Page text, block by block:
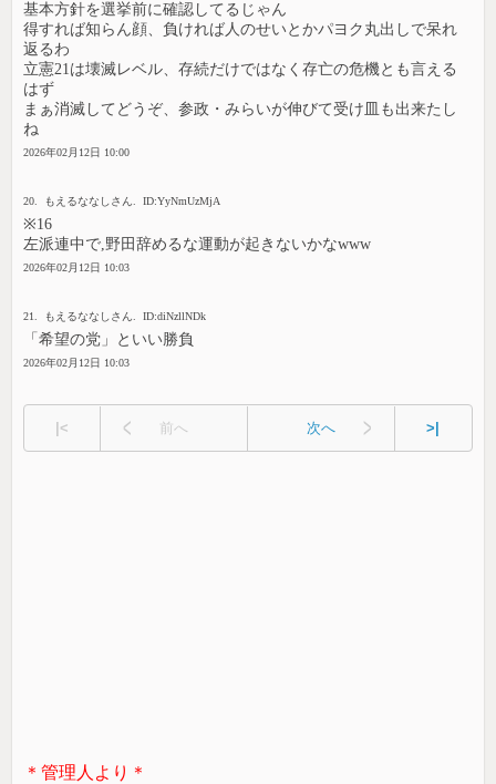
基本方針を選挙前に確認してるじゃん
得すれば知らん顔、負ければ人のせいとかパヨク丸出しで呆れ
返るわ
立憲21は壊滅レベル、存続だけではなく存亡の危機とも言える
はず
まぁ消滅してどうぞ、参政・みらいが伸びて受け皿も出来たし
ね
2026年02月12日 10:00
20. もえるななしさん. ID:YyNmUzMjA
※16
左派連中で,野田辞めるな運動が起きないかなwww
2026年02月12日 10:03
21. もえるななしさん. ID:diNzllNDk
「希望の党」といい勝負
2026年02月12日 10:03
|< 前へ 次へ >|
＊管理人より＊